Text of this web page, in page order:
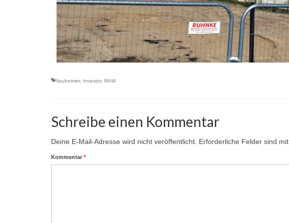
Nauheimer; Investor, RAW
Schreibe einen Kommentar
Deine E-Mail-Adresse wird nicht veröffentlicht. Erforderliche Felder sind mit
Kommentar *